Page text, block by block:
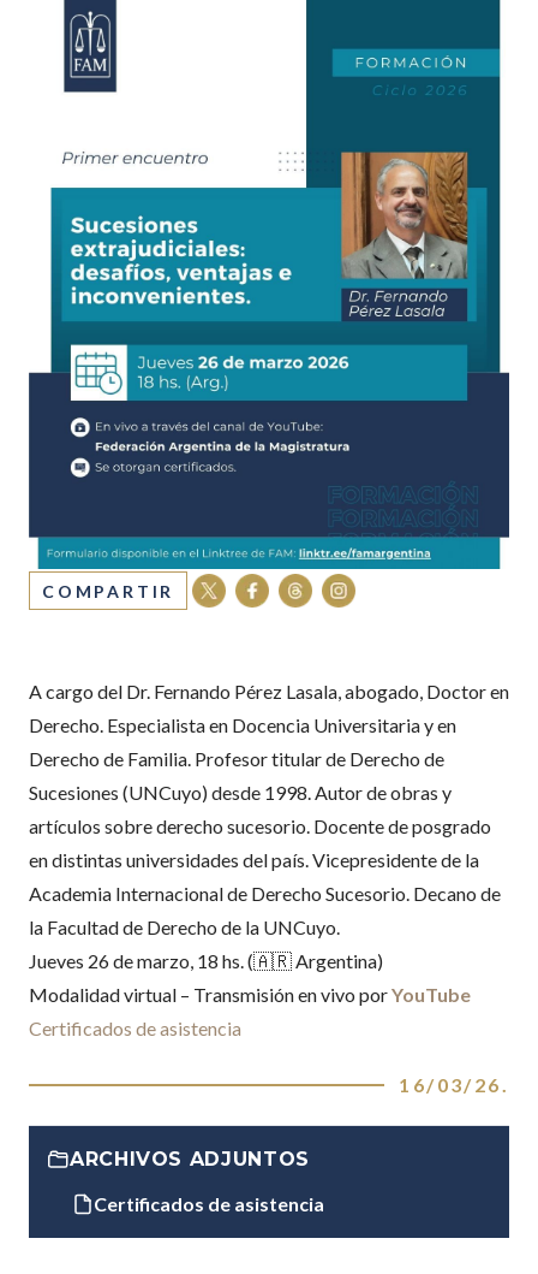
COMPARTIR
A cargo del Dr. Fernando Pérez Lasala, abogado, Doctor en
Derecho. Especialista en Docencia Universitaria y en
Derecho de Familia. Profesor titular de Derecho de
Sucesiones (UNCuyo) desde 1998. Autor de obras y
artículos sobre derecho sucesorio. Docente de posgrado
en distintas universidades del país. Vicepresidente de la
Academia Internacional de Derecho Sucesorio. Decano de
la Facultad de Derecho de la UNCuyo.
Jueves 26 de marzo, 18 hs. (🇦🇷 Argentina)
Modalidad virtual – Transmisión en vivo porYouTube
Certificados de asistencia
16/03/26.
ARCHIVOS ADJUNTOS
Certificados de asistencia